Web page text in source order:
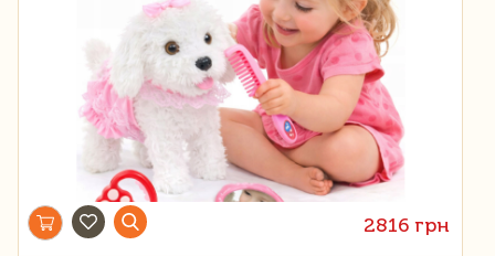
2816 грн